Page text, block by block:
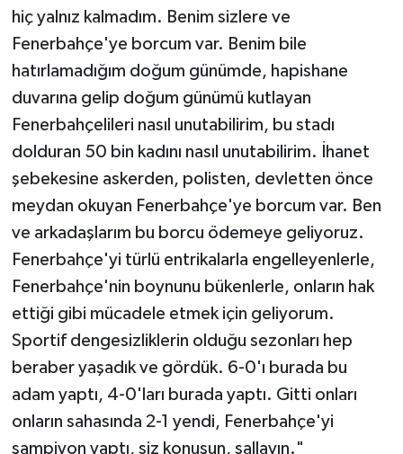
hiç yalnız kalmadım. Benim sizlere ve
Fenerbahçe'ye borcum var. Benim bile
hatırlamadığım doğum günümde, hapishane
duvarına gelip doğum günümü kutlayan
Fenerbahçelileri nasıl unutabilirim, bu stadı
dolduran 50 bin kadını nasıl unutabilirim. İhanet
şebekesine askerden, polisten, devletten önce
meydan okuyan Fenerbahçe'ye borcum var. Ben
ve arkadaşlarım bu borcu ödemeye geliyoruz.
Fenerbahçe'yi türlü entrikalarla engelleyenlerle,
Fenerbahçe'nin boynunu bükenlerle, onların hak
ettiği gibi mücadele etmek için geliyorum.
Sportif dengesizliklerin olduğu sezonları hep
beraber yaşadık ve gördük. 6-0'ı burada bu
adam yaptı, 4-0'ları burada yaptı. Gitti onları
onların sahasında 2-1 yendi, Fenerbahçe'yi
şampiyon yaptı, siz konuşun, sallayın."